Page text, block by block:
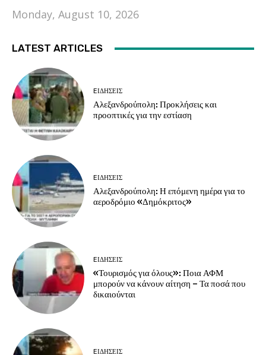
Monday, August 10, 2026
LATEST ARTICLES
EΙΔΗΣΕΙΣ
Αλεξανδρούπολη: Προκλήσεις και
προοπτικές για την εστίαση
EΙΔΗΣΕΙΣ
Αλεξανδρούπολη: Η επόμενη ημέρα για το
αεροδρόμιο «Δημόκριτος»
EΙΔΗΣΕΙΣ
«Τουρισμός για όλους»: Ποια ΑΦΜ
μπορούν να κάνουν αίτηση – Τα ποσά που
δικαιούνται
EΙΔΗΣΕΙΣ